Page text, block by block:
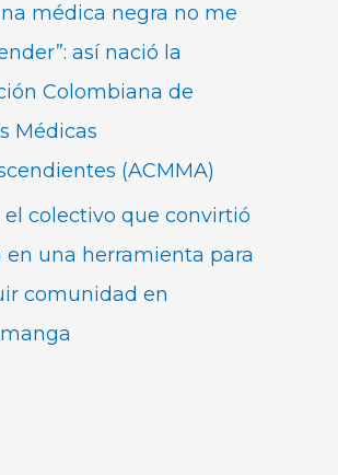
médica negra no me
así nació la
Colombiana de
Médicas
(ACMMA)
el colectivo que convirtió
en una herramienta para
comunidad en